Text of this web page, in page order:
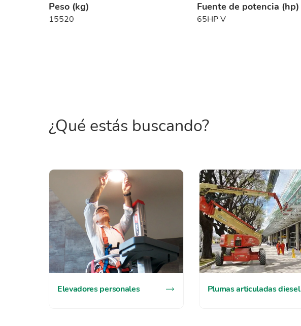
Peso (kg)
15520
Fuente de potencia (hp)
65HP V
¿Qué estás buscando?
Elevadores personales Plumas articuladas diesel